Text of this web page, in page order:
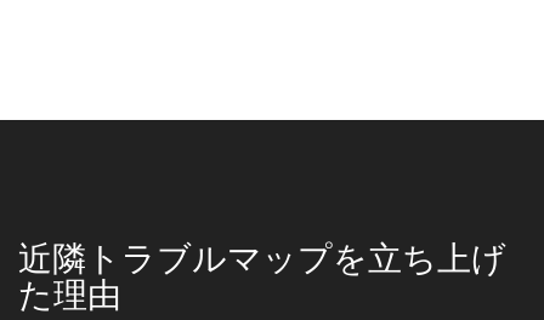
近隣トラブルマップを立ち上げ
た理由